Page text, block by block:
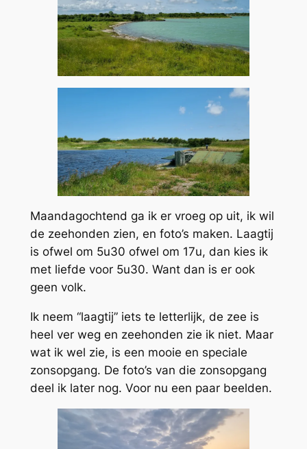
Maandagochtend ga ik er vroeg op uit, ik wil
de zeehonden zien, en foto’s maken. Laagtij
is ofwel om 5u30 ofwel om 17u, dan kies ik
met liefde voor 5u30. Want dan is er ook
geen volk.
Ik neem “laagtij” iets te letterlijk, de zee is
heel ver weg en zeehonden zie ik niet. Maar
wat ik wel zie, is een mooie en speciale
zonsopgang. De foto’s van die zonsopgang
deel ik later nog. Voor nu een paar beelden.